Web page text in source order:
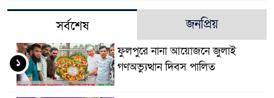
সর্বশেষ জনপ্রিয়
ফুলপুরে নানা আয়োজনে জুলাই
গণঅভ্যুত্থান দিবস পালিত
১